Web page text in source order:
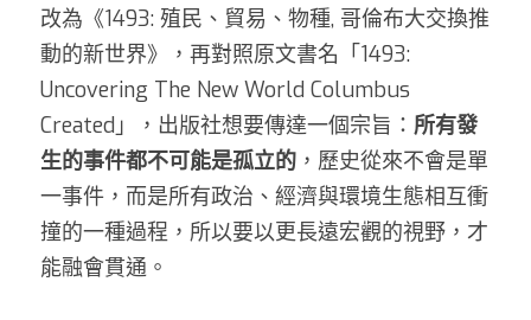
改為《1493: 殖民、貿易、物種, 哥倫布大交換推
動的新世界》，再對照原文書名「1493:
Uncovering The New World Columbus
Created」，出版社想要傳達一個宗旨： 所有發
生的事件都不可能是孤立的 ，歷史從來不會是單
一事件，而是所有政治、經濟與環境生態相互衝
撞的一種過程，所以要以更長遠宏觀的視野，才
能融會貫通。